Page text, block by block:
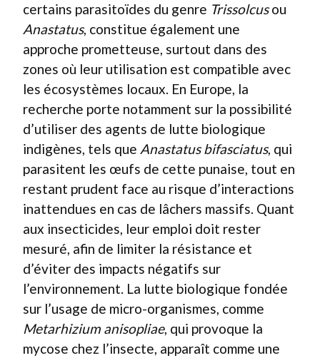
certains parasitoïdes du genre Trissolcusou
Anastatus, constitue également une
approche prometteuse, surtout dans des
zones où leur utilisation est compatible avec
les écosystèmes locaux. En Europe, la
recherche porte notamment sur la possibilité
d’utiliser des agents de lutte biologique
indigènes, tels que Anastatus bifasciatus, qui
parasitent les œufs de cette punaise, tout en
restant prudent face au risque d’interactions
inattendues en cas de lâchers massifs. Quant
aux insecticides, leur emploi doit rester
mesuré, afin de limiter la résistance et
d’éviter des impacts négatifs sur
l’environnement. La lutte biologique fondée
sur l’usage de micro-organismes, comme
Metarhizium anisopliae, qui provoque la
mycose chez l’insecte, apparaît comme une